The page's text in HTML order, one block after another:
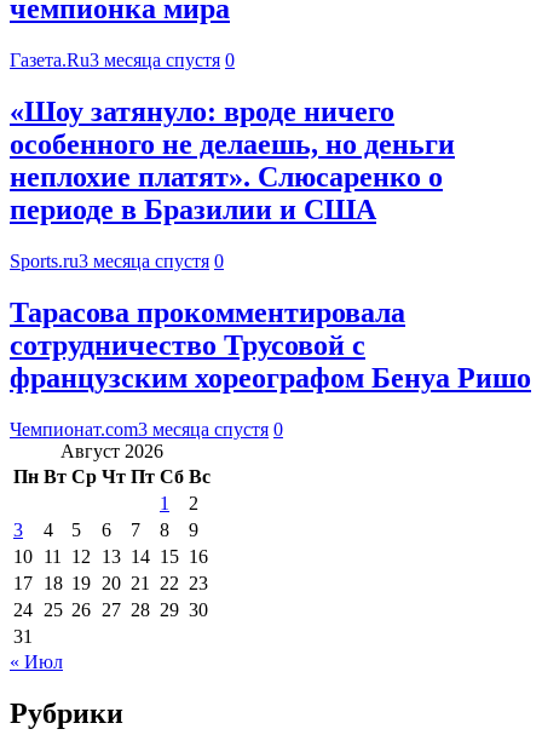
чемпионка мира
Газета.Ru3 месяца спустя 0
«Шоу затянуло: вроде ничего
особенного не делаешь, но деньги
неплохие платят». Слюсаренко о
периоде в Бразилии и США
Sports.ru3 месяца спустя 0
Тарасова прокомментировала
сотрудничество Трусовой с
французским хореографом Бенуа Ришо
Чемпионат.com3 месяца спустя 0
Август 2026
Пн Вт Ср Чт Пт Сб Вс
1
2
3
4 5 6 7 8
9
10 11 12 13 14 15 16
17 18 19 20 21 22 23
24 25 26 27 28 29 30
31
« Июл
Рубрики